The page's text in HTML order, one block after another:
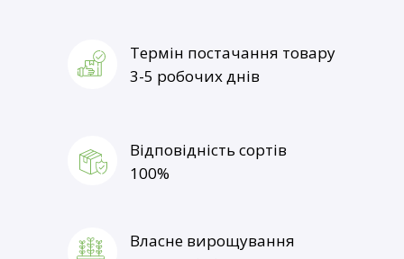
Термін постачання товару
3-5 робочих днів
Відповідність сортів
100%
Власне вирощування